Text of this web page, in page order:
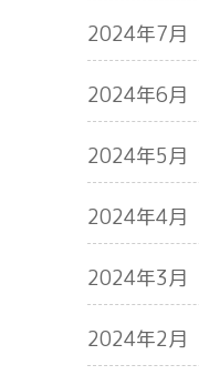
2024年7月
2024年6月
2024年5月
2024年4月
2024年3月
2024年2月